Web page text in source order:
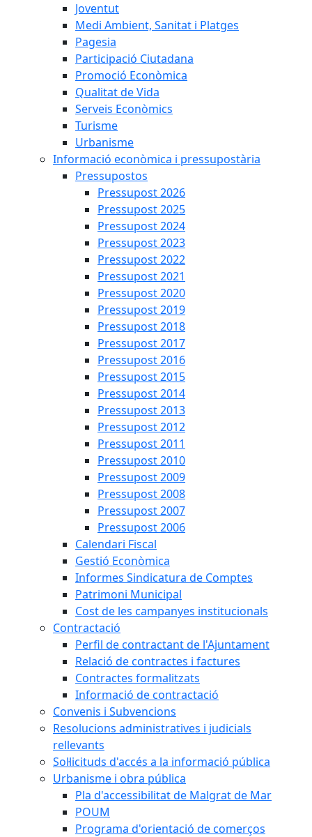
Joventut
Medi Ambient, Sanitat i Platges
Pagesia
Participació Ciutadana
Promoció Econòmica
Qualitat de Vida
Serveis Econòmics
Turisme
Urbanisme
Informació econòmica i pressupostària
Pressupostos
Pressupost 2026
Pressupost 2025
Pressupost 2024
Pressupost 2023
Pressupost 2022
Pressupost 2021
Pressupost 2020
Pressupost 2019
Pressupost 2018
Pressupost 2017
Pressupost 2016
Pressupost 2015
Pressupost 2014
Pressupost 2013
Pressupost 2012
Pressupost 2011
Pressupost 2010
Pressupost 2009
Pressupost 2008
Pressupost 2007
Pressupost 2006
Calendari Fiscal
Gestió Econòmica
Informes Sindicatura de Comptes
Patrimoni Municipal
Cost de les campanyes institucionals
Contractació
Perfil de contractant de l'Ajuntament
Relació de contractes i factures
Contractes formalitzats
Informació de contractació
Convenis i Subvencions
Resolucions administratives i judicials
rellevants
Sol·licituds d'accés a la informació pública
Urbanisme i obra pública
Pla d'accessibilitat de Malgrat de Mar
POUM
Programa d'orientació de comerços